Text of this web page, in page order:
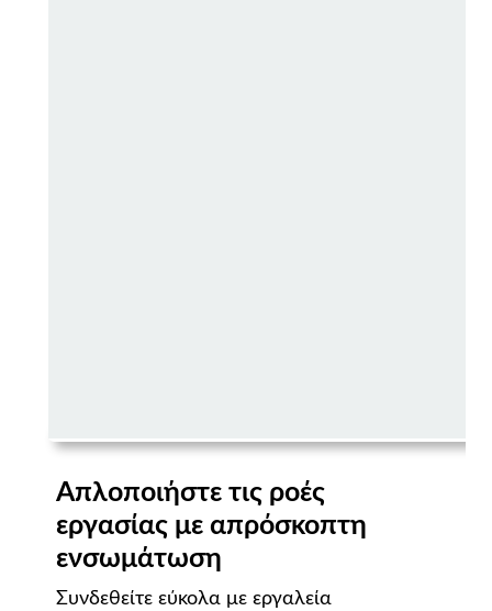
Απλοποιήστε τις ροές
εργασίας με απρόσκοπτη
ενσωμάτωση
Συνδεθείτε εύκολα με εργαλεία